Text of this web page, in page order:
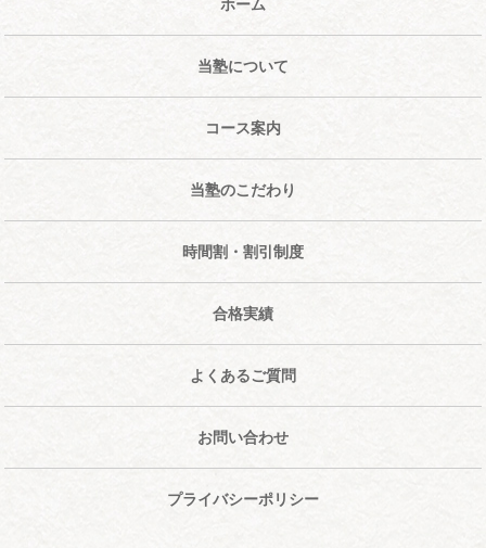
当塾について
コース案内
当塾のこだわり
時間割・割引制度
合格実績
よくあるご質問
お問い合わせ
プライバシーポリシー